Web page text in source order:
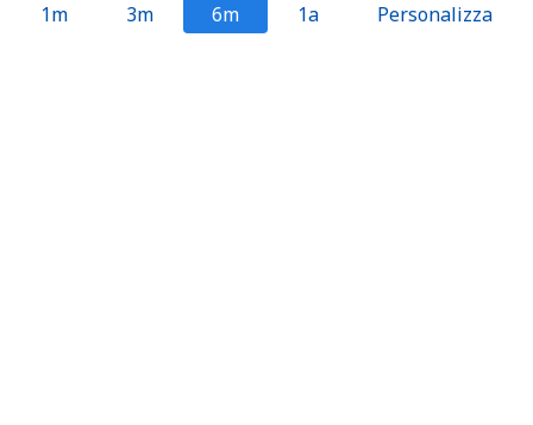
1m 3m 6m 1a Personalizza